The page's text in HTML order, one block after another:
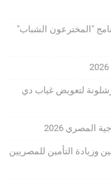
"المخترعون الشباب"
لتعويض غياب دي
2026
وزيادة التأمين للمصريين